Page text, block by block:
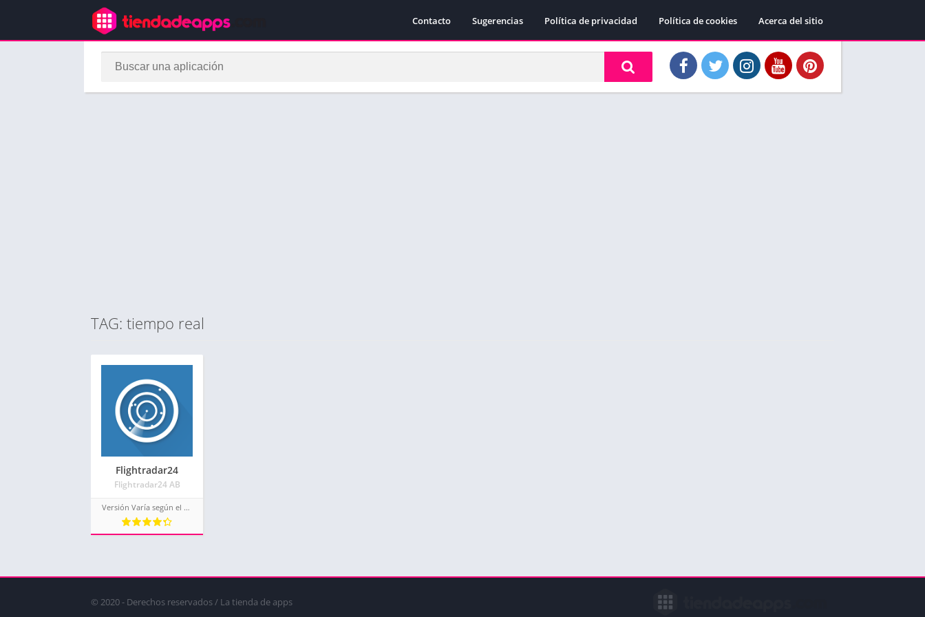
Contacto Sugerencias Política de privacidad Política de cookies Acerca del sitio
TAG: tiempo real
Flightradar24
Flightradar24 AB
Versión Varía según el dispositivo.
© 2020 - Derechos reservados / La tienda de apps